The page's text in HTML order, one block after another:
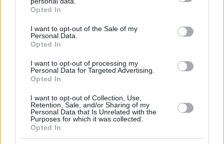
grant or deny consent to Google and its third-party tags to
use your data for below specified purposes in below Google
consent section.
Opted In
I want to opt-out of the Sale of my
Personal Data.
Opted In
I want to opt-out of processing my
Personal Data for Targeted Advertising.
Opted In
I want to opt-out of Collection, Use,
Retention, Sale, and/or Sharing of my
Personal Data that Is Unrelated with the
Purposes for which it was collected.
Opted In
μαγιά, το sourdough και το levain
πριν 12 λεπτά
2.280 πακέτα λαθραίων τσιγάρων, δείτε εικόνες
πριν 13 λεπτά
πριν 16 λεπτά
O Τράβις Μπάρκερ εξήγησε γιατί αποκάλυψαν τώρα την
αποβολή που είχε η Κόρτνεϊ Καρντάσιαν το 2021
πριν 18 λεπτά